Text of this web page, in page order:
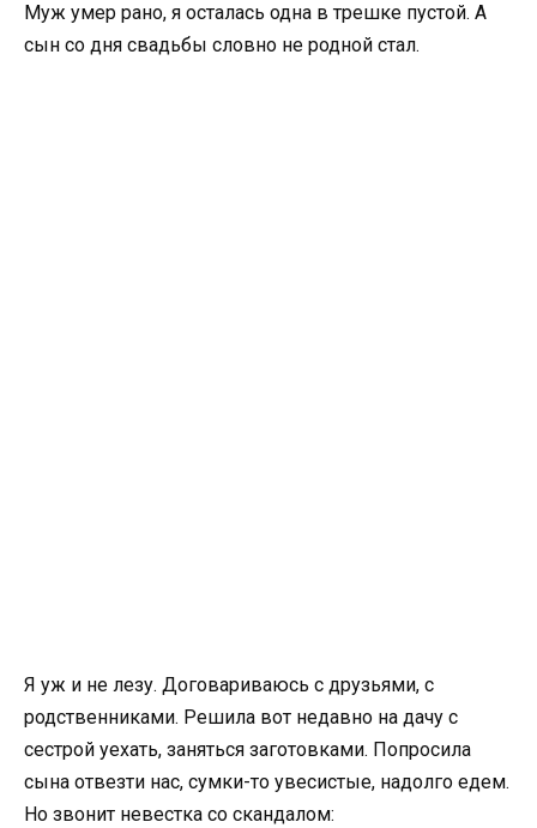
Муж умер рано, я осталась одна в трешке пустой. А
сын со дня свадьбы словно не родной стал.
Я уж и не лезу. Договариваюсь с друзьями, с
родственниками. Решила вот недавно на дачу с
сестрой уехать, заняться заготовками. Попросила
сына отвезти нас, сумки-то увесистые, надолго едем.
Но звонит невестка со скандалом: